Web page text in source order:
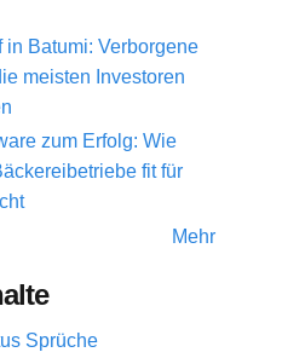
in Batumi: Verborgene
meisten Investoren
zum Erfolg: Wie
fit für
Mehr
Sprüche